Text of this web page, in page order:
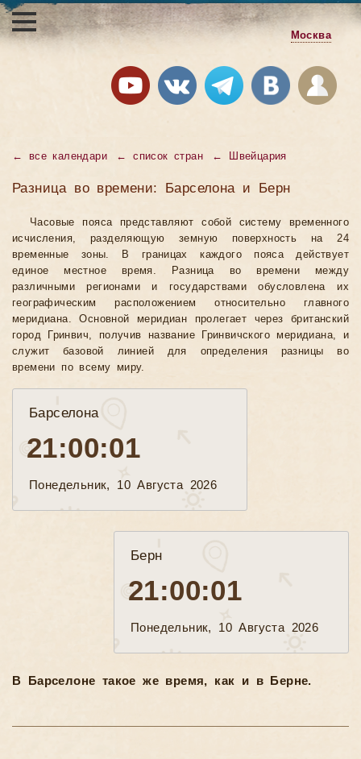
Москва
← все календари ←список стран ← Швейцария
Разница во времени: Барселона и Берн
Часовые пояса представляют собой систему временного
исчисления, разделяющую земную поверхность на 24
временные зоны. В границах каждого пояса действует
единое местное время. Разница во времени между
различными регионами и государствами обусловлена их
географическим расположением относительно главного
меридиана. Основной меридиан пролегает через британский
город Гринвич, получив название Гринвичского меридиана, и
служит базовой линией для определения разницы во
времени по всему миру.
Барселона
21:00:03
Понедельник, 10 Августа 2026
Берн
21:00:03
Понедельник, 10 Августа 2026
В Барселоне такое же время, как и в Берне.